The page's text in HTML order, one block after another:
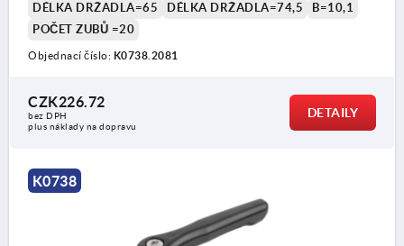
DÉLKA DRŽADLA=65
DÉLKA DRŽADLA=74,5
B=10,1
POČET ZUBŮ =20
Objednací číslo: K0738.2081
CZK226.72
bez DPH
plus náklady na dopravu
DETAILY
K0738